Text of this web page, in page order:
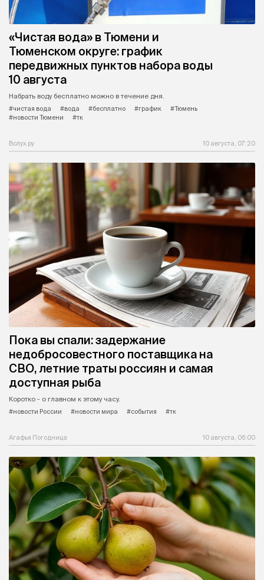
«Чистая вода» в Тюмени и
Тюменском округе: график
передвижных пунктов набора воды
10 августа
Набрать воду бесплатно можно в течение дня.
#чистая вода
#вода #бесплатно #график
#Тюмень
#новости Тюмени
#тк
Вслух.ру 10 августа, 07:20
Пока вы спали: задержание
недобросовестного поставщика на
СВО, летние траты россиян и самая
доступная рыба
Коротко - о главном к этому часу.
#новости России
#новости мира #события #тк
Агафья Погодница 10 августа, 06:00